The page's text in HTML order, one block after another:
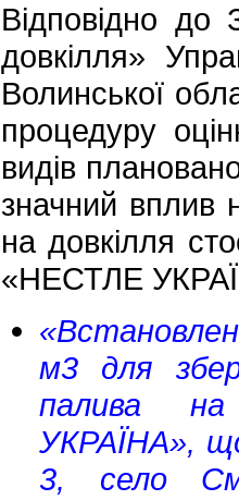
Відповідно до
довкілля»
Волинської
процедуру
видів
значний вплив
на довкілля
«НЕСТЛЕ
м3 для
палива
УКРАЇНА»,
3, село